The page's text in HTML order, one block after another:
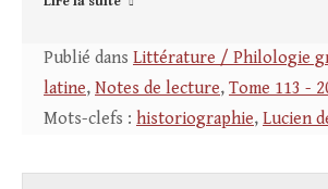
Publié dans Littérature / Philologie
latine, Notes de lecture, Tome 113 -
Mots-clefs : historiographie, Lucien